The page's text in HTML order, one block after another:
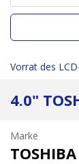
Vorrat des
4.0"
Marke
TOSHIBA